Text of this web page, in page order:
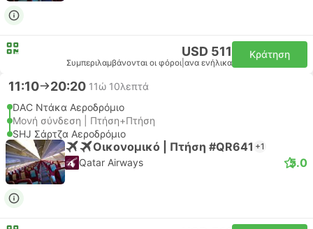
USD 511
Συμπεριλαμβάνονται οι φόροι ανα ενήλικα
Κράτηση
11:10 20:20 11ώ 10λεπτά
DAC Ντάκα Αεροδρόμιο
Μονή σύνδεση | Πτήση+Πτήση
SHJ Σάρτζα Αεροδρόμιο
Οικονομικό | Πτήση #QR641 +1
Qatar Airways 5.0